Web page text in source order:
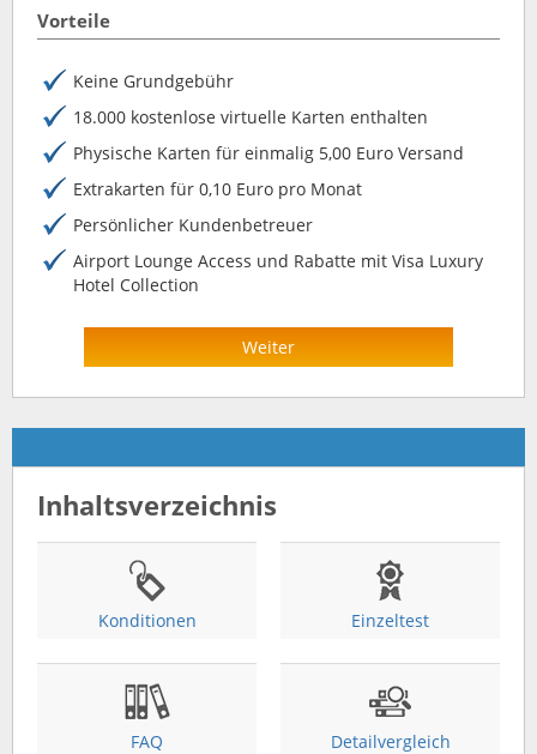
Vorteile
Keine Grundgebühr
18.000 kostenlose virtuelle Karten enthalten
Physische Karten für einmalig 5,00 Euro Versand
Extrakarten für 0,10 Euro pro Monat
Persönlicher Kundenbetreuer
Airport Lounge Access und Rabatte mit Visa Luxury
Hotel Collection
Weiter
Inhaltsverzeichnis
Konditionen Einzeltest
FAQ Detailvergleich